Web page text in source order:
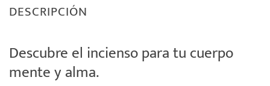
DESCRIPCIÓN
Descubre el incienso para tu cuerpo
mente y alma.